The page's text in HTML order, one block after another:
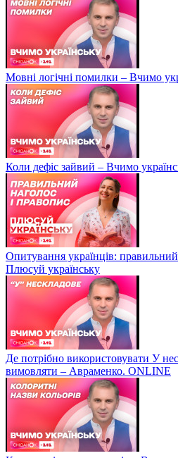
Мовні логічні помилки – Вчимо
Коли дефіс зайвий – Вчимо
Опитування українців:
Плюсуй українську
Де потрібно використовувати У
вимовляти – Авраменко. ONLINE